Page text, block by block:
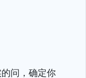
问，确定你